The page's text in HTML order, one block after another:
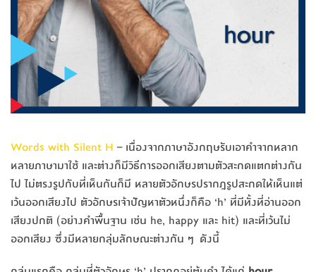
Words with Silent H – เนื่องจากภาษาอังกฤษรับเอาคำจากหลาก
หลายภาษามาใช้ และต่างก็มีวิธีการออกเสียงตามตัวสะกดแตกต่างกัน
ไป ไม่ตรงรูปกับที่เห็นกันก็มี หลายตัวอักษรปรากฎรูปสะกดให้เห็นแต่
เว้นออกเสียงไป ตัวอักษรเจ้าปัญหาตัวหนึ่งก็คือ ‘h’ ที่มีทั้งที่อ่านออก
เสียงปกติ (อย่างคำพื้นฐาน เช่น he, happy และ hit) และที่เว้นไม่
ออกเสียง ซึ่งมีหลายกลุ่มลักษณะต่างกัน ๆ ดังนี้